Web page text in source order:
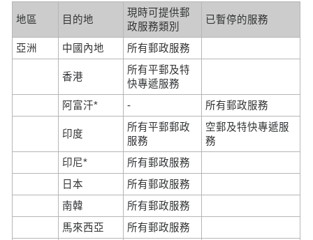
地區 目的地
現時可提供郵
政服務類別
已暫停的服務
亞洲 中國內地 所有郵政服務
香港
所有平郵及特
快專遞服務
阿富汗*
- 所有郵政服務
印度
所有平郵郵政
服務
空郵及特快專遞服
務
印尼*
所有郵政服務
日本
所有郵政服務
南韓
所有郵政服務
馬來西亞
所有郵政服務